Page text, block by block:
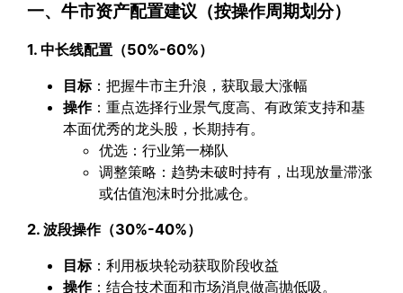
一、牛市资产配置建议（按操作周期划分）
1. 中长线配置（50%-60%）
目标：把握牛市主升浪，获取最大涨幅
操作：重点选择行业景气度高、有政策支持和基
本面优秀的龙头股，长期持有。
优选：行业第一梯队
调整策略：趋势未破时持有，出现放量滞涨
或估值泡沫时分批减仓。
2. 波段操作（30%-40%）
目标：利用板块轮动获取阶段收益
操作：结合技术面和市场消息做高抛低吸。